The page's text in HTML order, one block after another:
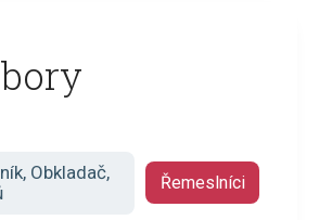
Obkladač,
Řemeslníci